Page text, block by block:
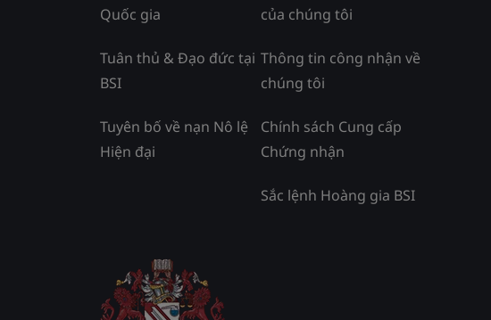
Quốc gia
Tuân thủ & Đạo đức tại
BSI
Tuyên bố về nạn Nô lệ
Hiện đại
của chúng tôi
Thông tin công nhận về
chúng tôi
Chính sách Cung cấp
Chứng nhận
Sắc lệnh Hoàng gia BSI